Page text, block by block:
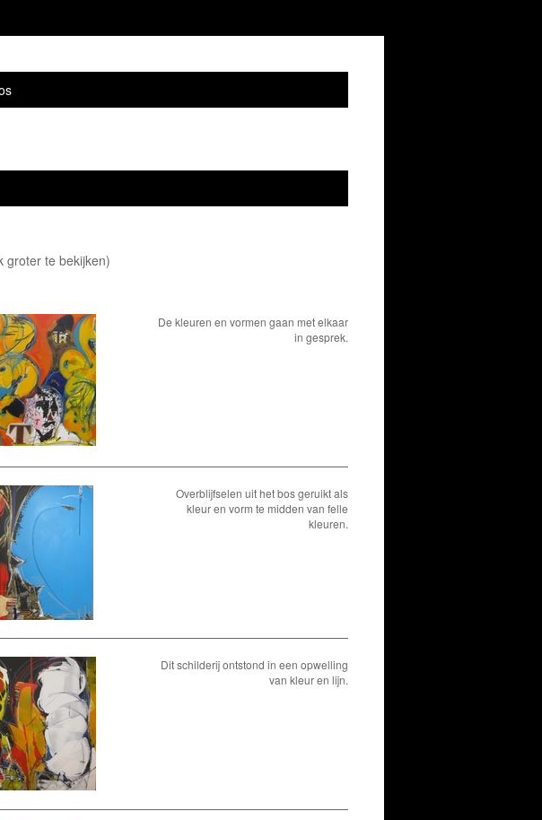
groter te bekijken)
De kleuren en vormen gaan met elkaar
in gesprek.
Overblijfselen uit het bos geruikt als
kleur en vorm te midden van felle
kleuren.
Dit schilderij ontstond in een opwelling
van kleur en lijn.